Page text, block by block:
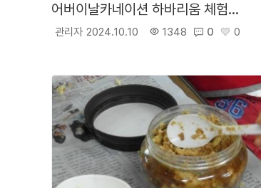
어버이날카네이션 하바리움 체험교실
관리자 2024.10.10 1348 0 0